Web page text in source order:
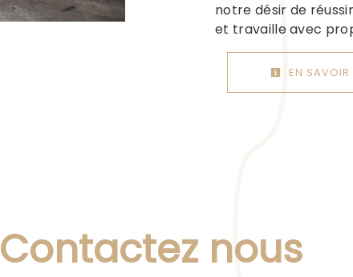
notre désir de
et travaille avec
EN SAVOIR
Contactez nous